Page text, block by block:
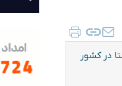
در کشور